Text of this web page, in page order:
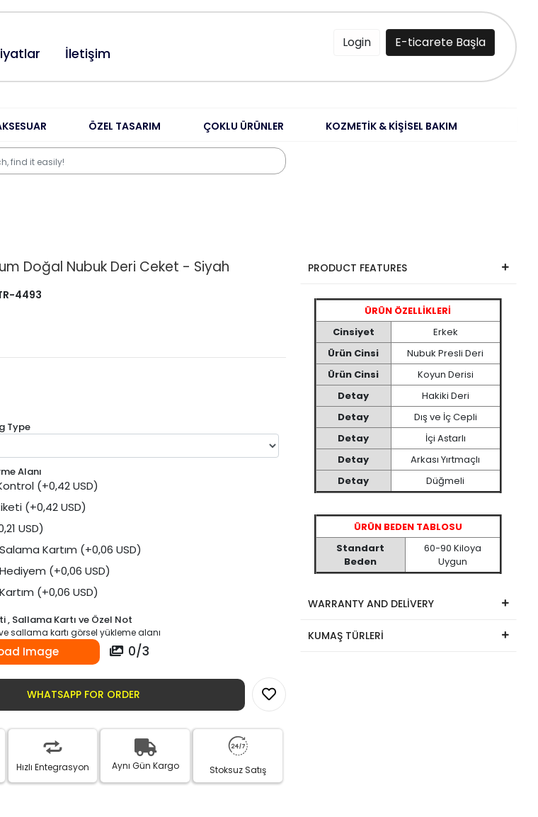
İletişim
Login E-ticarete Başla
ÖZEL TASARIM ÇOKLU ÜRÜNLER KOZMETİK & KİŞİSEL BAKIM
Doğal Nubuk Deri Ceket - Siyah
4493
Type
Alanı
(+0,42 USD)
(+0,42 USD)
USD)
Kartım (+0,06 USD)
(+0,06 USD)
(+0,06 USD)
, Sallama Kartı ve Özel Not
sallama kartı görsel yükleme alanı
Image 0/3
WHATSAPP FOR ORDER
Hızlı Entegrasyon Aynı Gün Kargo Stoksuz Satış
PRODUCT FEATURES
ÜRÜN ÖZELLİKLERİ
Cinsiyet
Erkek
Ürün Cinsi
Nubuk Presli Deri
Ürün Cinsi
Koyun Derisi
Detay
Hakiki Deri
Detay
Dış ve İç Cepli
Detay
İçi Astarlı
Detay
Arkası Yırtmaçlı
Detay
Düğmeli
ÜRÜN BEDEN TABLOSU
Standart
Beden
60-90 Kiloya
Uygun
WARRANTY AND DELİVERY
KUMAŞ TÜRLERİ